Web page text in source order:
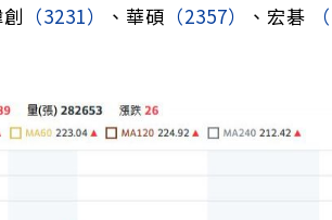
創 （3231） 、華碩 （2357） 、宏碁